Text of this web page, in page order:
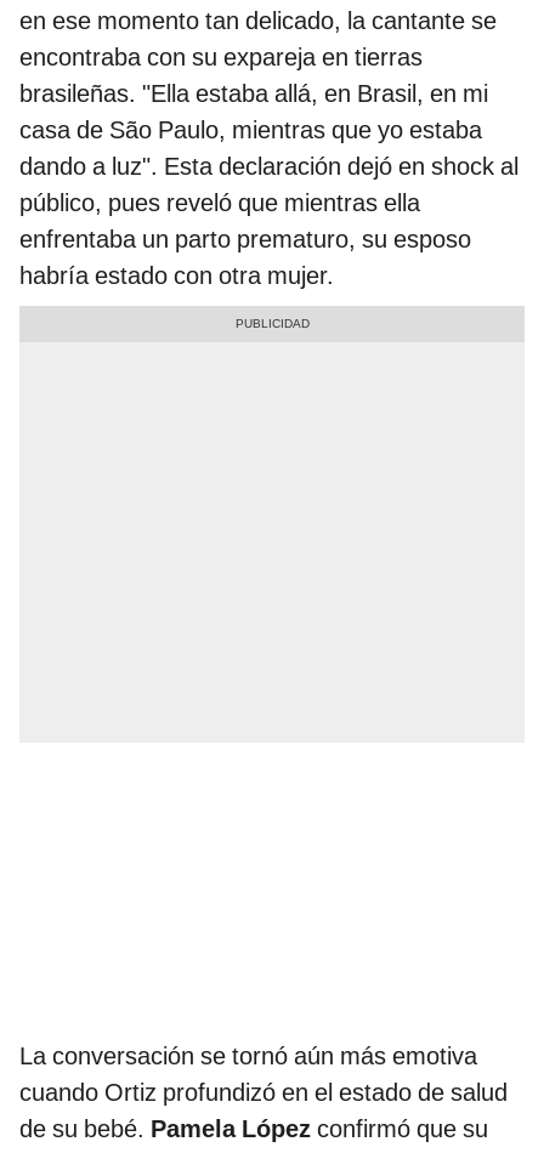
en ese momento tan delicado, la cantante se
encontraba con su expareja en tierras
brasileñas. "Ella estaba allá, en Brasil, en mi
casa de São Paulo, mientras que yo estaba
dando a luz". Esta declaración dejó en shock al
público, pues reveló que mientras ella
enfrentaba un parto prematuro, su esposo
habría estado con otra mujer.
La conversación se tornó aún más emotiva
cuando Ortiz profundizó en el estado de salud
de su bebé. Pamela López confirmó que su